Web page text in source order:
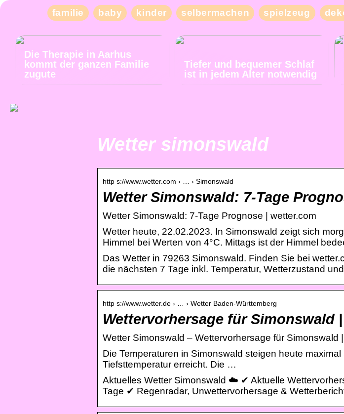
familie baby kinder selbermachen spielzeug
Die Therapie in Aarhus
kommt der ganzen Familie
zugute
Tiefer und bequemer Schlaf
ist in jedem Alter notwendig
Wetter simonswald
http s://www.wetter.com › … › Simonswald
Wetter Simonswald: 7-Tage
Wetter Simonswald: 7-Tage Prognose | wetter.com
Wetter heute, 22.02.2023. In Simonswald zeigt sich
Himmel bei Werten von 4°C. Mittags ist der Himmel
Das Wetter in 79263 Simonswald. Finden Sie bei
die nächsten 7 Tage inkl. Temperatur, Wetterzustand
http s://www.wetter.de › … › Wetter Baden-Württemberg
Wettervorhersage für Simonswald
Wetter Simonswald – Wettervorhersage für Simonswald
Die Temperaturen in Simonswald steigen heute
Tiefsttemperatur erreicht. Die …
Aktuelles Wetter Simonswald ☁️ ✔ Aktuelle
Tage ✔ Regenradar, Unwettervorhersage &